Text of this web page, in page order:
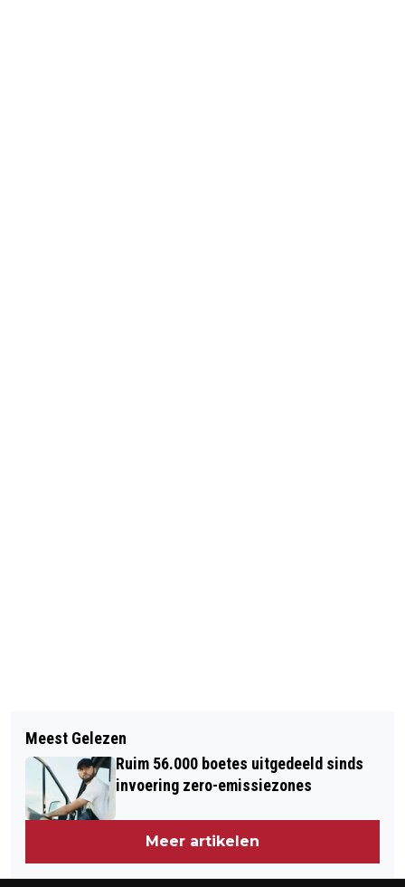
DODEN NA INSTORTEN GEBOUW
EGYPTE
VAN CLOWNSPIET TOT STEMFIE, DIT
ZIJN DE NOMINATIES VOOR WOORD
VAN HET JAAR
Meest Gelezen
Ruim 56.000 boetes uitgedeeld sinds
invoering zero-emissiezones
Meer artikelen